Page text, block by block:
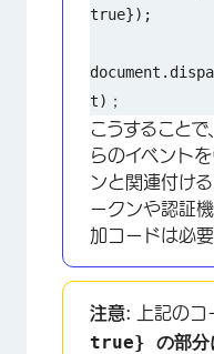
true});
t)；
こうすること
らのイベント
ンと関連付け
ークンや認証
加コードは必要
注意: 上記のコ
true} の部分